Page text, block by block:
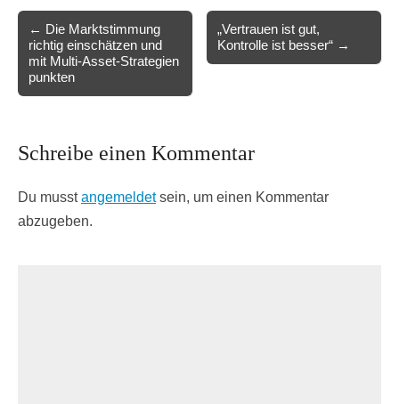
navigation
← Die Marktstimmung
richtig einschätzen und
mit Multi-Asset-Strategien
punkten
„Vertrauen ist gut,
Kontrolle ist besser“ →
Schreibe einen Kommentar
Du musstangemeldetsein, um einen Kommentar
abzugeben.